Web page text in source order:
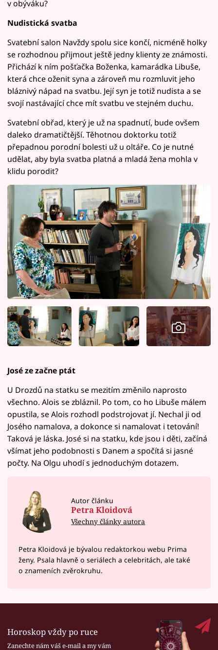
v obýváku?
Nudistická svatba
Svatební salon Navždy spolu sice končí, nicméně holky
se rozhodnou přijmout ještě jedny klienty ze známosti.
Přichází k ním pošťačka Boženka, kamarádka Libuše,
která chce oženit syna a zároveň mu rozmluvit jeho
bláznivý nápad na svatbu. Její syn je totiž nudista a se
svojí nastávající chce mít svatbu ve stejném duchu.
Svatební obřad, který je už na spadnutí, bude ovšem
daleko dramatičtější. Těhotnou doktorku totiž
přepadnou porodní bolesti už u oltáře. Co je nutné
udělat, aby byla svatba platná a mladá žena mohla v
klidu porodit?
José ze začne ptát
U Drozdů na statku se mezitím změnilo naprosto
všechno. Alois se zbláznil. Po tom, co ho Libuše málem
opustila, se Alois rozhodl podstrojovat jí. Nechal ji od
Josého namalova, a dokonce si namalovat i tetování!
Taková je láska. José si na statku, kde jsou i děti, začíná
všímat jeho podobnosti s Danem a spočítá si jasné
počty. Na Olgu uhodí s jednoduchým dotazem.
Autor článku
Petra Kloidová
Všechny články autora
Petra Kloidová je bývalou redaktorkou webu Prima
ženy. Psala hlavně o seriálech a celebritách, ale také
o znameních zvěrokruhu.
Horoskop vždy po ruce
Zanechte nám váš e-mail a my vám